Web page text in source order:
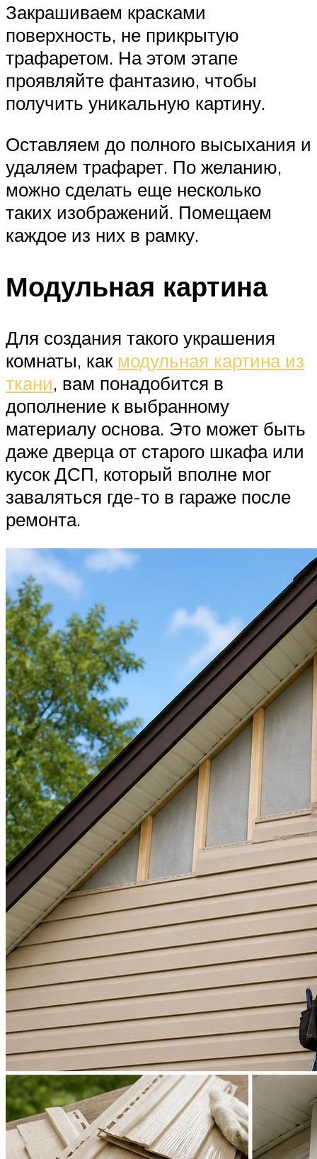
Закрашиваем красками
поверхность, не прикрытую
трафаретом. На этом этапе
проявляйте фантазию, чтобы
получить уникальную картину.
Оставляем до полного высыхания и
удаляем трафарет. По желанию,
можно сделать еще несколько
таких изображений. Помещаем
каждое из них в рамку.
Модульная картина
Для создания такого украшения
комнаты, как модульная картина из
ткани, вам понадобится в
дополнение к выбранному
материалу основа. Это может быть
даже дверца от старого шкафа или
кусок ДСП, который вполне мог
заваляться где-то в гараже после
ремонта.